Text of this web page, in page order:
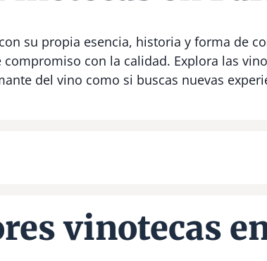
su propia esencia, historia y forma de
con la calidad. Explora las
del vino como si buscas nuevas
vinotecas